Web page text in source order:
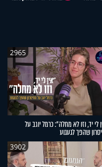
2965
לי יד, וזו לא מחלה": כרמל יוגב על
שהפך לגעגוע
3902